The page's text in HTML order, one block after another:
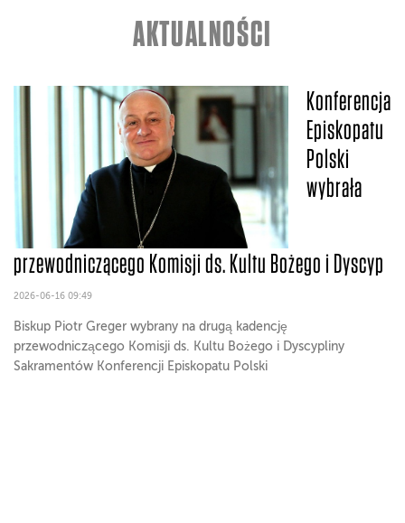
AKTUALNOŚCI
Konferencja
Episkopatu
Polski
wybrała
przewodniczącego Komisji ds. Kultu Bożego i Dyscyp
2026-06-16 09:49
Biskup Piotr Greger wybrany na drugą kadencję
przewodniczącego Komisji ds. Kultu Bożego i Dyscypliny
Sakramentów Konferencji Episkopatu Polski